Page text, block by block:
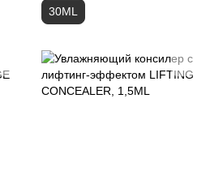
30ML